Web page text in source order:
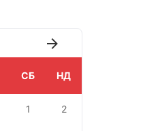
СБ НД
1 2